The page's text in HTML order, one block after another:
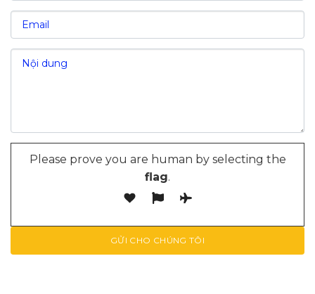
Please prove you are human by selecting the
flag.